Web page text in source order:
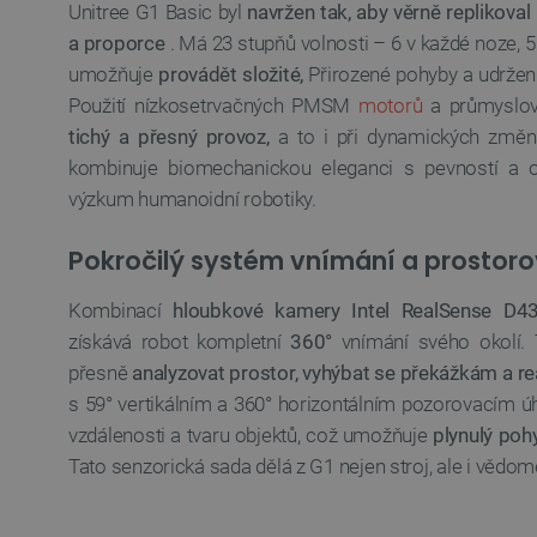
Unitree G1 Basic byl navržen tak, aby věrně
a proporce. Má 23 stupňů volnosti – 6 v každé noze,
umožňuje provádět složité, Přirozené pohyby a
Použití nízkosetrvačných PMSM motorů a
tichý a přesný provoz,a to i při dynamických
kombinuje biomechanickou eleganci s pevností a
výzkum humanoidní robotiky.
Pokročilý systém vnímání a
Kombinací hloubkové kamery Intel RealSense
získává robot kompletní 360° vnímání svého okolí.
přesně analyzovat prostor, vyhýbat se překážkám a
s 59° vertikálním a 360° horizontálním pozorovacím
vzdálenosti a tvaru objektů, což umožňuje plynulý
Tato senzorická sada dělá z G1 nejen stroj, ale i
_lb_ccc
PHPSESSID
critData
critAccountId